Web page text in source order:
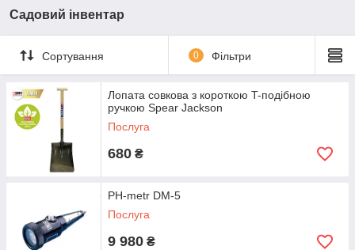
Садовий інвентар
Сортування 0 Фільтри
Лопата совкова з короткою T-подібною
ручкою Spear Jackson
Послуга
680 ₴
PH-metr DM-5
Послуга
9 980 ₴